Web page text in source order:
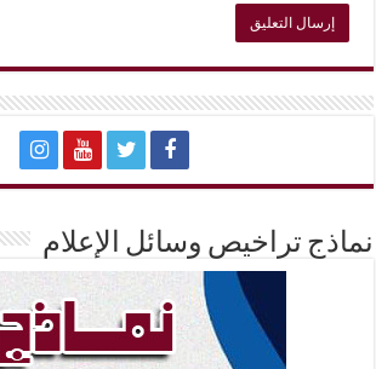
نماذج تراخيص وسائل الإعلام